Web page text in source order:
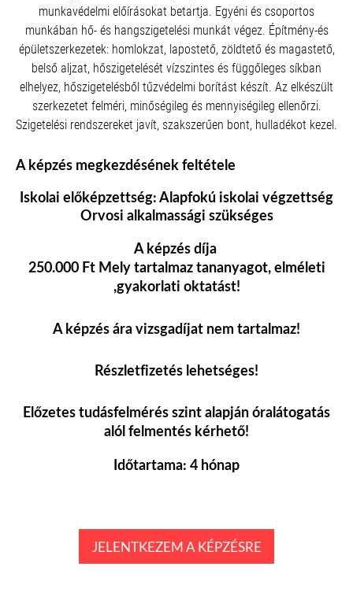
munkavédelmi előírásokat betartja. Egyéni és csoportos
munkában hő- és hangszigetelési munkát végez. Építmény-és
épületszerkezetek: homlokzat, lapostető, zöldtető és magastető,
belső aljzat, hőszigetelését vízszintes és függőleges síkban
elhelyez, hőszigetelésből tűzvédelmi borítást készít. Az elkészült
szerkezetet felméri, minőségileg és mennyiségileg ellenőrzi.
Szigetelési rendszereket javít, szakszerűen bont, hulladékot kezel.
A képzés megkezdésének feltétele
Iskolai előképzettség: Alapfokú iskolai végzettség
Orvosi alkalmassági szükséges
A képzés díja
250.000 FtMely tartalmaz tananyagot, elméleti
,gyakorlati oktatást!
A képzés ára vizsgadíjat nem tartalmaz!
Részletfizetés lehetséges!
Előzetes tudásfelmérés szint alapjánóralátogatás
alól felmentés kérhető!
Időtartama: 4 hónap
JELENTKEZEM A KÉPZÉSRE